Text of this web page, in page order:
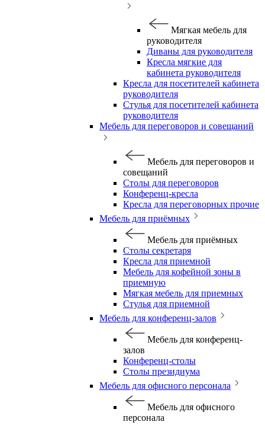
Мягкая мебель для
руководителя
Диваны для руководителя
Кресла мягкие для
кабинета руководителя
Кресла для посетителей кабинета
руководителя
Стулья для посетителей кабинета
руководителя
Мебель для переговоров и совещаний
Мебель для переговоров и
совещаний
Столы для переговоров
Конференц-кресла
Кресла для переговорных прочие
Мебель для приёмных
Мебель для приёмных
Столы секретаря
Кресла для приемной
Мебель для кофейной зоны в
приемную
Мягкая мебель для приемных
Стулья для приемной
Мебель для конференц-залов
Мебель для конференц-
залов
Конференц-столы
Столы президиума
Мебель для офисного персонала
Мебель для офисного
персонала